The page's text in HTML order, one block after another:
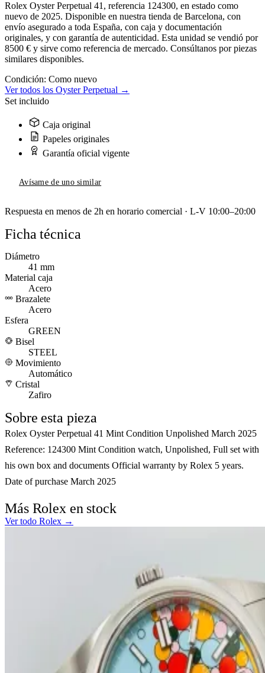
Rolex Oyster Perpetual 41, referencia 124300, en estado como
nuevo de 2025. Disponible en nuestra tienda de Barcelona, con
envío asegurado a toda España, con caja y documentación
originales, y con garantía de autenticidad. Esta unidad se vendió por
8500 € y sirve como referencia de mercado. Consúltanos por piezas
similares disponibles.
Condición: Como nuevo
Ver todos los Oyster Perpetual →
Set incluido
Caja original
Papeles originales
Garantía oficial vigente
Avísame de uno similar
Respuesta en menos de 2h en horario comercial · L-V 10:00–20:00
Ficha técnica
Diámetro
41 mm
Material caja
Acero
Brazalete
Acero
Esfera
GREEN
Bisel
STEEL
Movimiento
Automático
Cristal
Zafiro
Sobre esta pieza
Rolex Oyster Perpetual 41 Mint Condition Unpolished March 2025
Reference: 124300 Mint Condition watch, Unpolished, Full set with
his own box and documents Official warranty by Rolex 5 years.
Date of purchase March 2025
Más Rolex en stock
Ver todo Rolex →